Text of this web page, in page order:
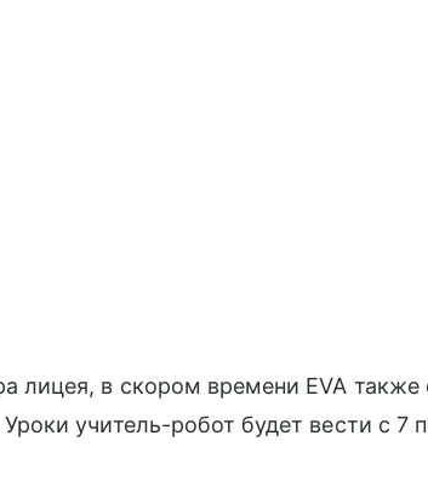
лицея, в скором времени EVA также
учитель-робот будет вести с 7